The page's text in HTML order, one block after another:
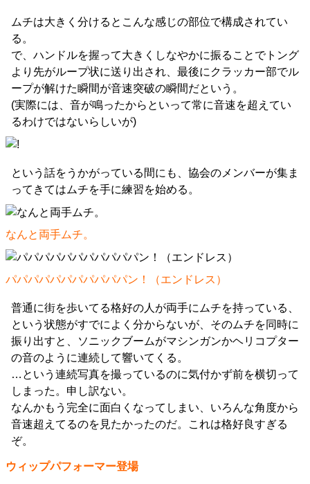
ムチは大きく分けるとこんな感じの部位で構成されてい
る。
で、ハンドルを握って大きくしなやかに振ることでトング
より先がループ状に送り出され、最後にクラッカー部でル
ープが解けた瞬間が音速突破の瞬間だという。
(実際には、音が鳴ったからといって常に音速を超えてい
るわけではないらしいが)
という話をうかがっている間にも、協会のメンバーが集ま
ってきてはムチを手に練習を始める。
なんと両手ムチ。
パパパパパパパパパパパン！（エンドレス）
普通に街を歩いてる格好の人が両手にムチを持っている、
という状態がすでによく分からないが、そのムチを同時に
振り出すと、ソニックブームがマシンガンかヘリコプター
の音のように連続して響いてくる。
…という連続写真を撮っているのに気付かず前を横切って
しまった。申し訳ない。
なんかもう完全に面白くなってしまい、いろんな角度から
音速超えてるのを見たかったのだ。これは格好良すぎる
ぞ。
ウィップパフォーマー登場